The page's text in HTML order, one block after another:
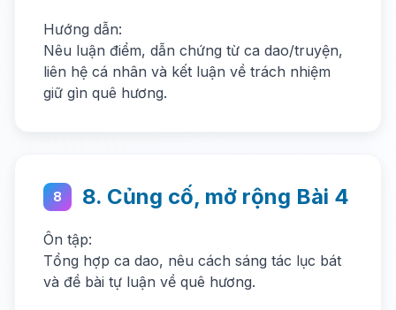
Hướng dẫn:
Nêu luận điểm, dẫn chứng từ ca dao/truyện,
liên hệ cá nhân và kết luận về trách nhiệm
giữ gìn quê hương.
8 8. Củng cố, mở rộng Bài 4
Ôn tập:
Tổng hợp ca dao, nêu cách sáng tác lục bát
và đề bài tự luận về quê hương.